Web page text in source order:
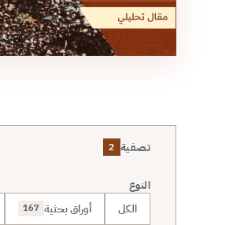
تصفية 2
النوع
الكل أوراق بحثية 167